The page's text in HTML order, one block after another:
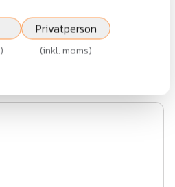
)
Privatperson
(inkl. moms)